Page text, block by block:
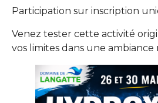
Participation sur inscription
Venez tester cette activité
vos limites dans une ambiance